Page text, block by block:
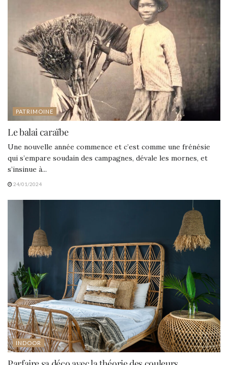
PATRIMOINE
Le balai caraïbe
Une nouvelle année commence et c’est comme une frénésie
qui s’empare soudain des campagnes, dévale les mornes, et
s’insinue à...
24/01/2024
INDOOR